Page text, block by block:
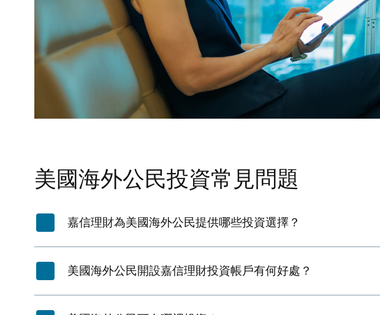
美國海外公民投資常見問題
嘉信理財為美國海外公民提供哪些投資選擇？
美國海外公民開設嘉信理財投資帳戶有何好處？